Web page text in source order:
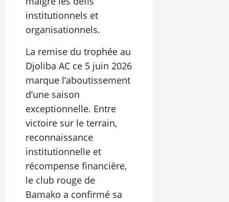
institutionnels et
organisationnels.
La remise du trophée au
Djoliba AC ce 5 juin 2026
marque l’aboutissement
d’une saison
exceptionnelle. Entre
victoire sur le terrain,
reconnaissance
institutionnelle et
récompense financière,
le club rouge de
Bamako a confirmé sa